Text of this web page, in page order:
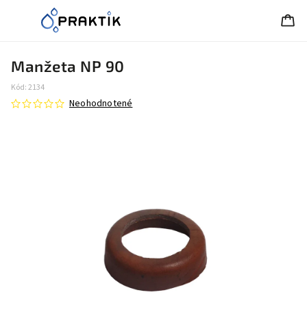
Manžeta NP 90
Kód:2134
Neohodnotené